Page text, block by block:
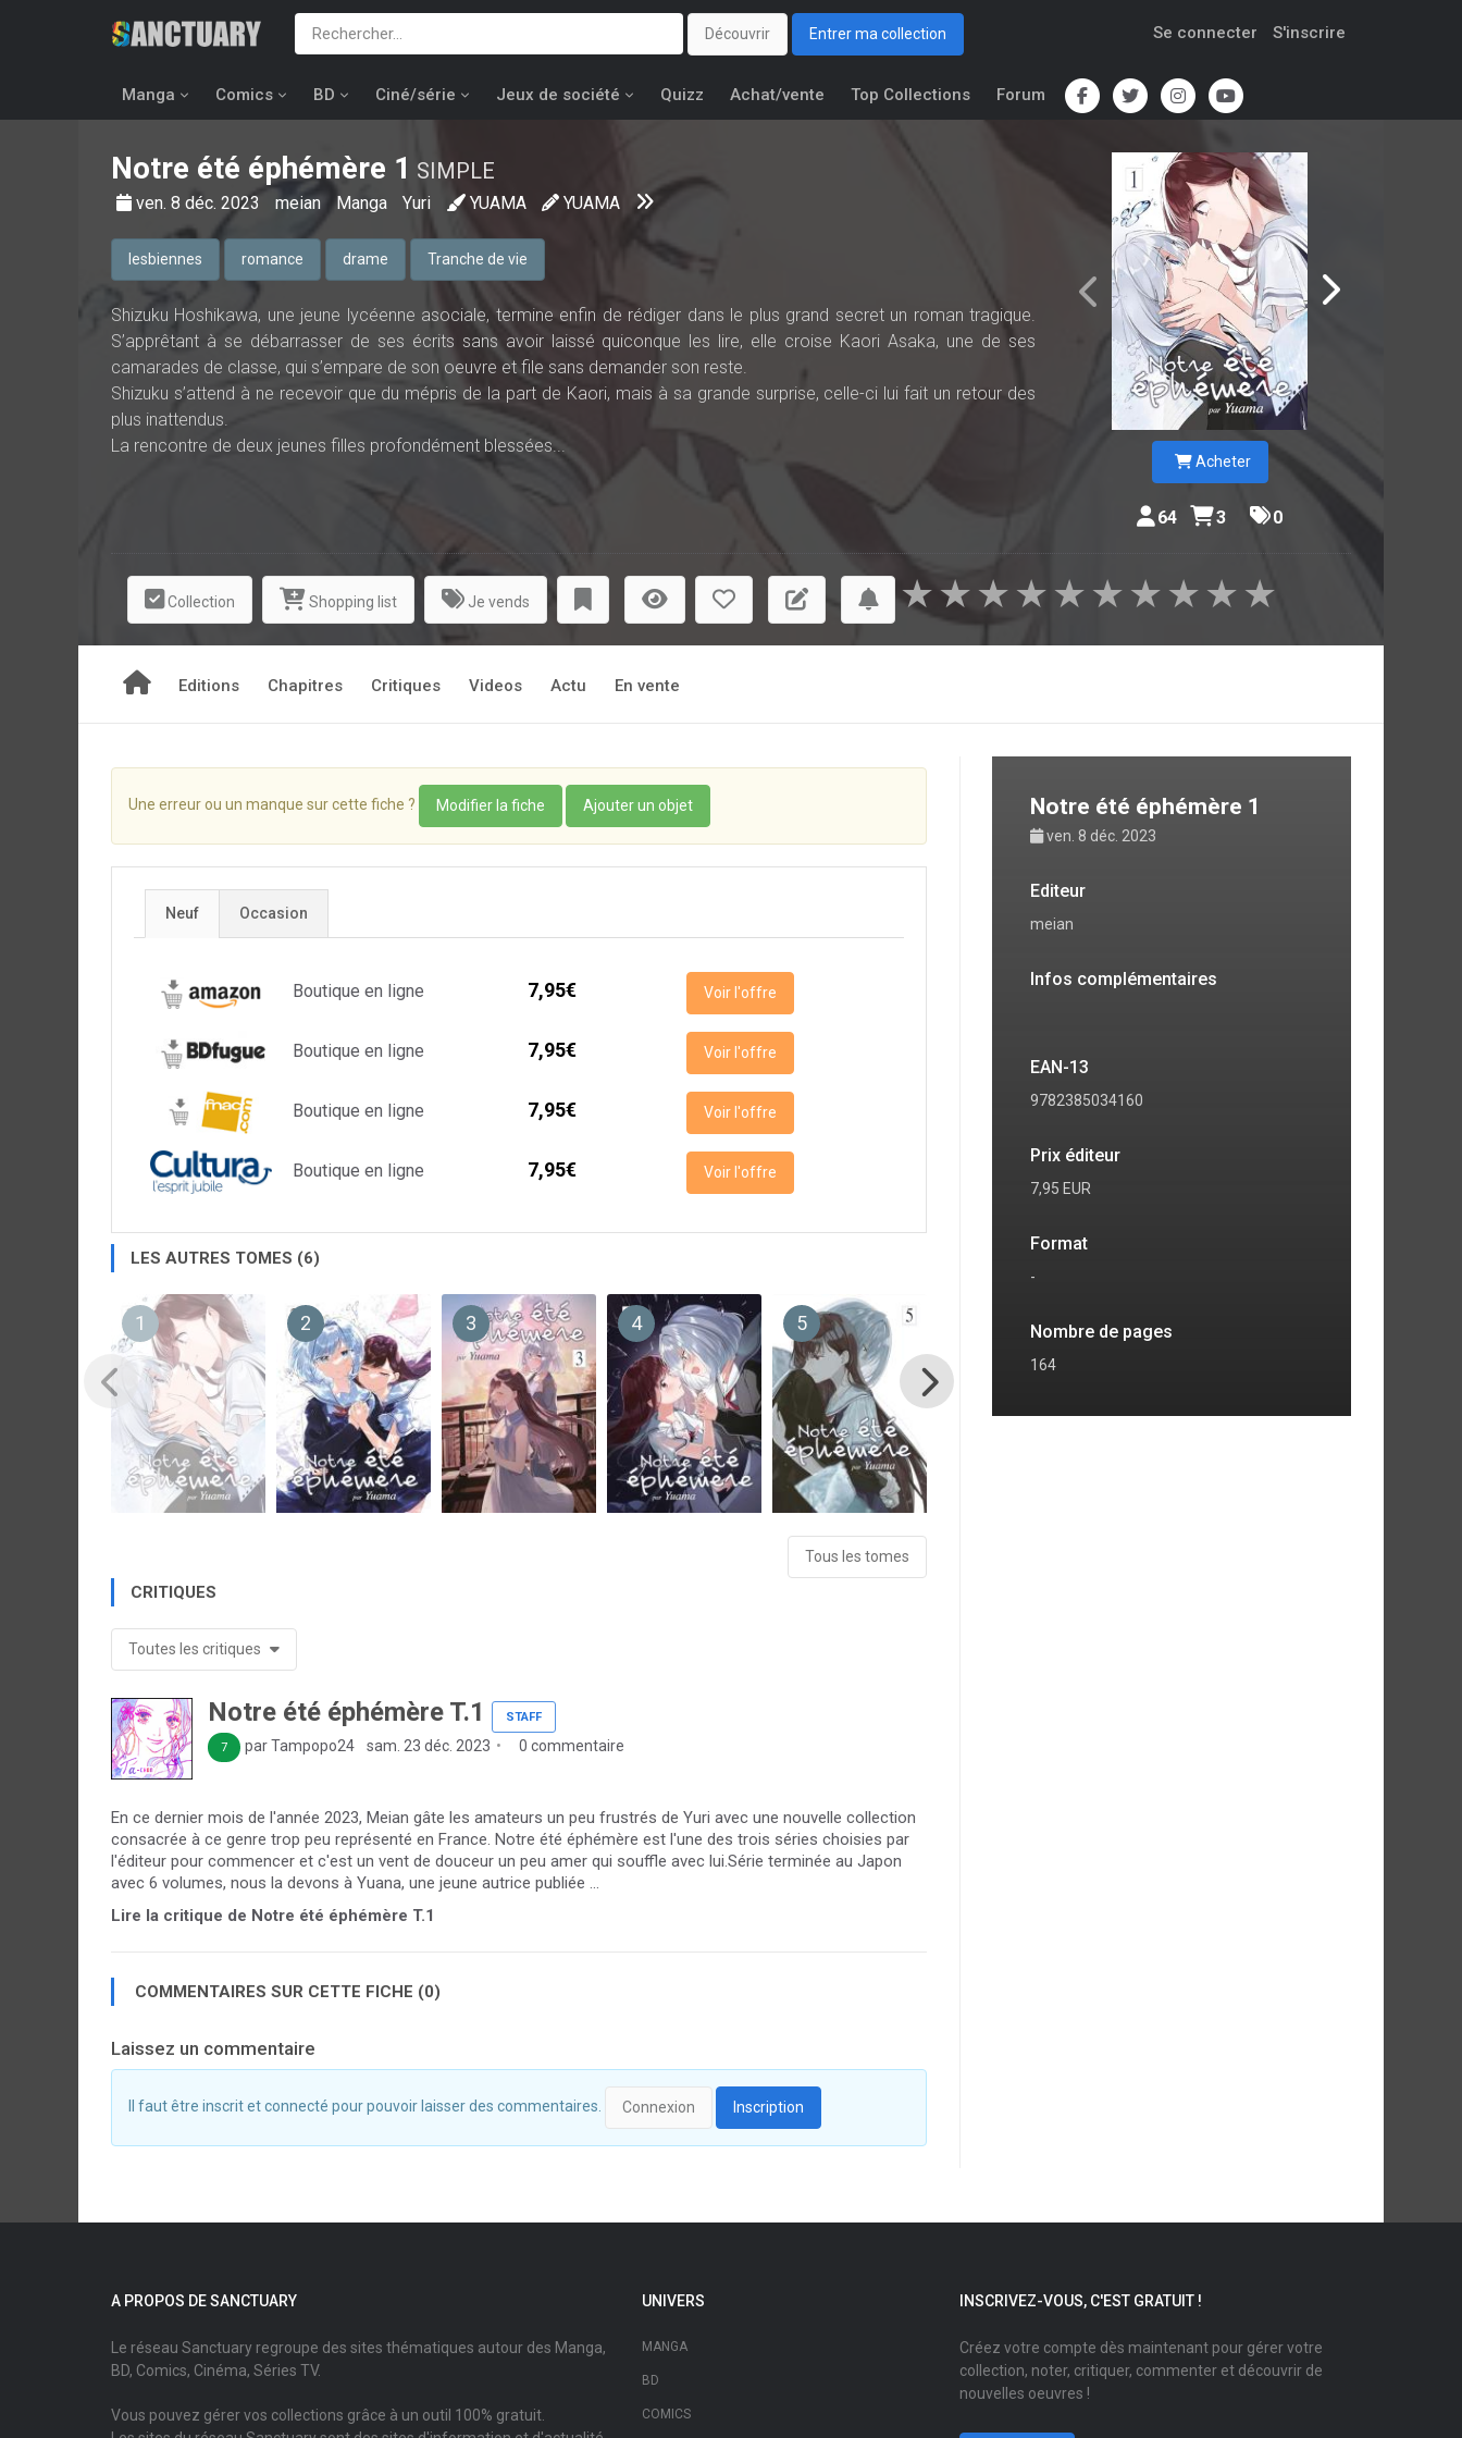
Découvrir Entrer ma collection Se connecter S'inscrire
Manga Comics BD Ciné/série Jeux de société Quizz Achat/vente Top Collections Forum
Notre été éphémère 1 SIMPLE
ven. 8 déc. 2023 meian Manga Yuri YUAMA YUAMA
lesbiennes romance drame Tranche de vie
Shizuku Hoshikawa, une jeune lycéenne asociale, termine enfin de rédiger dans le plus grand secret un roman tragique.
S’apprêtant à se débarrasser de ses écrits sans avoir laissé quiconque les lire, elle croise Kaori Asaka, une de ses
camarades de classe, qui s’empare de son oeuvre et file sans demander son reste.
Shizuku s’attend à ne recevoir que du mépris de la part de Kaori, mais à sa grande surprise, celle-ci lui fait un retour des
plus inattendus.
La rencontre de deux jeunes filles profondément blessées...
Acheter
64 3 0
Collection Shopping list Je vends ★
★
★
★
★
★
★
★
★
★
Editions Chapitres Critiques Videos Actu En vente
Une erreur ou un manque sur cette fiche ? Modifier la fiche Ajouter un objet
Neuf Occasion
Boutique en ligne 7,95€ Voir l'offre
Boutique en ligne 7,95€ Voir l'offre
Boutique en ligne 7,95€ Voir l'offre
Boutique en ligne 7,95€ Voir l'offre
LES AUTRES TOMES (6)
1 2 3 4 5
Tous les tomes
CRITIQUES
Toutes les critiques
Notre été éphémère T.1 STAFF
7 par Tampopo24 sam. 23 déc. 2023 0 commentaire
En ce dernier mois de l'année 2023, Meian gâte les amateurs un peu frustrés de Yuri avec une nouvelle collection
consacrée à ce genre trop peu représenté en France. Notre été éphémère est l'une des trois séries choisies par
l'éditeur pour commencer et c'est un vent de douceur un peu amer qui souffle avec lui.Série terminée au Japon
avec 6 volumes, nous la devons à Yuana, une jeune autrice publiée ...
Lire la critique de Notre été éphémère T.1
COMMENTAIRES SUR CETTE FICHE (0)
Laissez un commentaire
Il faut être inscrit et connecté pour pouvoir laisser des commentaires. Connexion Inscription
Notre été éphémère 1
ven. 8 déc. 2023
Editeur
meian
Infos complémentaires
EAN-13
9782385034160
Prix éditeur
7,95 EUR
Format
-
Nombre de pages
164
A PROPOS DE SANCTUARY
Le réseau Sanctuary regroupe des sites thématiques autour des Manga,
BD, Comics, Cinéma, Séries TV.
Vous pouvez gérer vos collections grâce à un outil 100% gratuit.
UNIVERS
MANGA
BD
COMICS
INSCRIVEZ-VOUS, C'EST GRATUIT !
Créez votre compte dès maintenant pour gérer votre
collection, noter, critiquer, commenter et découvrir de
nouvelles oeuvres !